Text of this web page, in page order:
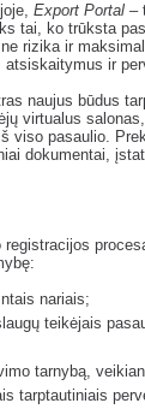
Export Portal –
tai, ko trūksta
rizika ir
ir
naujus būdus
virtualus
viso pasaulio.
dokumentai,
nariais;
teikėjais
tarnybą,
tarptautiniais